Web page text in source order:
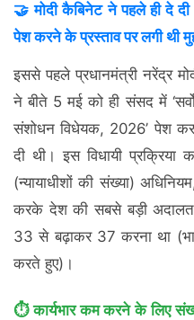
🤝 मोदी कैबिनेट ने पहले ही दे
पेश करने के प्रस्ताव पर लगी थी
इससे पहले प्रधानमंत्री नरेंद्र
ने बीते 5 मई को ही संसद में
संशोधन विधेयक, 2026’ पेश
दी थी। इस विधायी प्रक्रिया
(न्यायाधीशों की संख्या)
करके देश की सबसे बड़ी अदालत
33 से बढ़ाकर 37 करना था
करते हुए)।
⏱️ कार्यभार कम करने के लिए